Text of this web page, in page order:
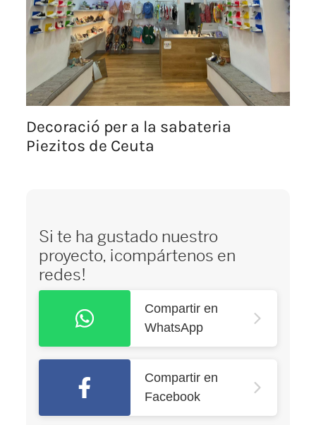
Decoració per a la sabateria
Piezitos de Ceuta
Si te ha gustado nuestro
proyecto, ¡compártenos en
redes!
Compartir en
WhatsApp
Compartir en
Facebook